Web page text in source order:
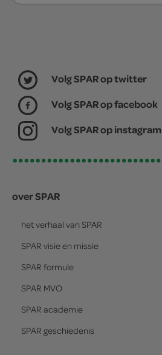
Volg SPAR op twitter
Volg SPAR op facebook
Volg SPAR op instagram
over SPAR
het verhaal van SPAR
SPAR visie en missie
SPAR formule
SPAR MVO
SPAR academie
SPAR geschiedenis